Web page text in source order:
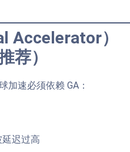
Accelerator）
荐）
加速必须依赖 GA：
迟过高